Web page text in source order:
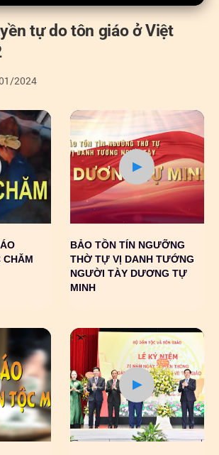
tự do tôn giáo ở Việt
2024
CHĂM
BẢO TỒN TÍN NGƯỠNG
THỜ TỰ VỊ DANH TƯỚNG
NGƯỜI TÀY DƯƠNG TỰ
MINH